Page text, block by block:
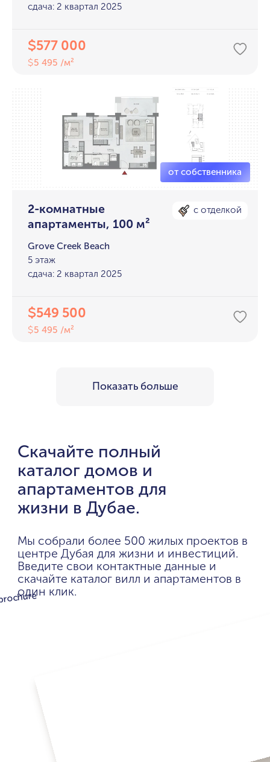
сдача: 2 квартал 2025
$577 000
$5 495 /м²
2-комнатные
апартаменты, 100 м²
с отделкой
Grove Creek Beach
5 этаж
сдача: 2 квартал 2025
$549 500
$5 495 /м²
Показать больше
Скачайте полный
каталог домов и
апартаментов для
жизни в Дубае.
Мы собрали более 500 жилых проектов в
центре Дубая для жизни и инвестиций.
Введите свои контактные данные и
скачайте каталог вилл и апартаментов в
один клик.